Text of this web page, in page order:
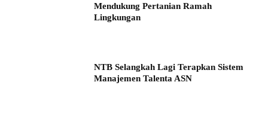
Mendukung Pertanian Ramah
Lingkungan
NTB Selangkah Lagi Terapkan Sistem
Manajemen Talenta ASN